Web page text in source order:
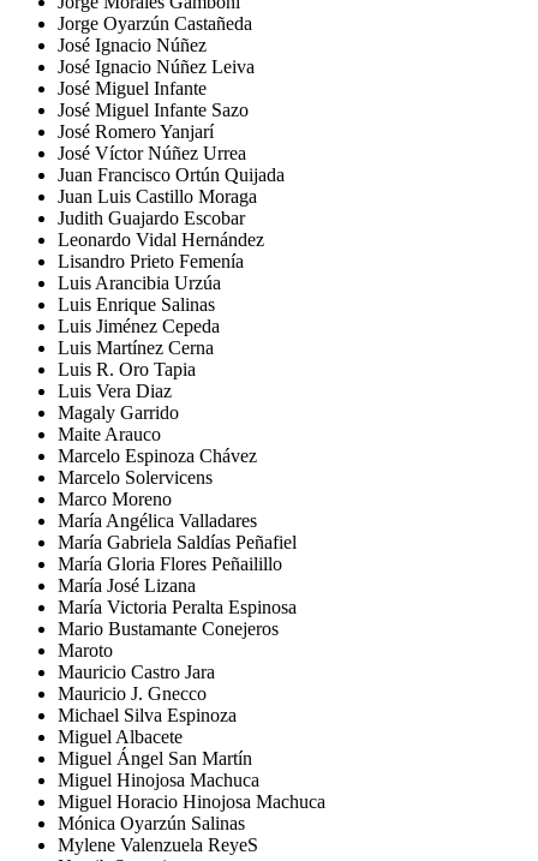
Jorge Oyarzún Castañeda
José Ignacio Núñez
José Ignacio Núñez Leiva
José Miguel Infante
José Miguel Infante Sazo
José Romero Yanjarí
José Víctor Núñez Urrea
Juan Francisco Ortún Quijada
Juan Luis Castillo Moraga
Judith Guajardo Escobar
Leonardo Vidal Hernández
Lisandro Prieto Femenía
Luis Arancibia Urzúa
Luis Enrique Salinas
Luis Jiménez Cepeda
Luis Martínez Cerna
Luis R. Oro Tapia
Luis Vera Diaz
Magaly Garrido
Maite Arauco
Marcelo Espinoza Chávez
Marcelo Solervicens
Marco Moreno
María Angélica Valladares
María Gabriela Saldías Peñafiel
María Gloria Flores Peñailillo
María José Lizana
María Victoria Peralta Espinosa
Mario Bustamante Conejeros
Maroto
Mauricio Castro Jara
Mauricio J. Gnecco
Michael Silva Espinoza
Miguel Albacete
Miguel Ángel San Martín
Miguel Hinojosa Machuca
Miguel Horacio Hinojosa Machuca
Mónica Oyarzún Salinas
Mylene Valenzuela ReyeS